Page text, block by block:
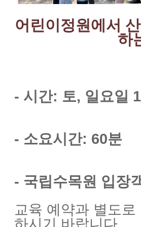
어린이정원에서
하
- 시간: 토, 일요일
- 소요시간: 60분
- 국립수목원 입장
교육 예약과 별도
하시기 바랍니다.